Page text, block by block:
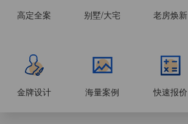
高定全案 别墅/大宅 老房焕新
金牌设计 海量案例 快速报价